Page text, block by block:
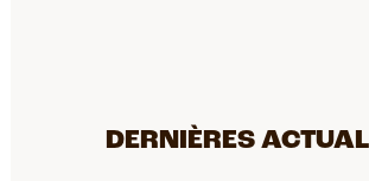
DERNIÈRES